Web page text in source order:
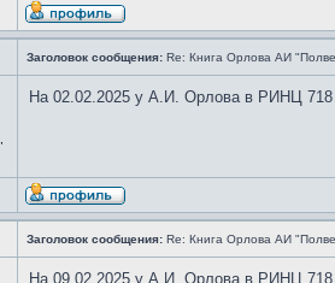
Заголовок сообщения: Re: Книга Орлова АИ
На 02.02.2025 у А.И. Орлова в РИНЦ 718
Заголовок сообщения: Re: Книга Орлова АИ
На 09.02.2025 у А.И. Орлова в РИНЦ 718